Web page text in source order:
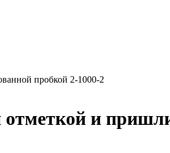
пробкой 2-1000-2
отметкой и